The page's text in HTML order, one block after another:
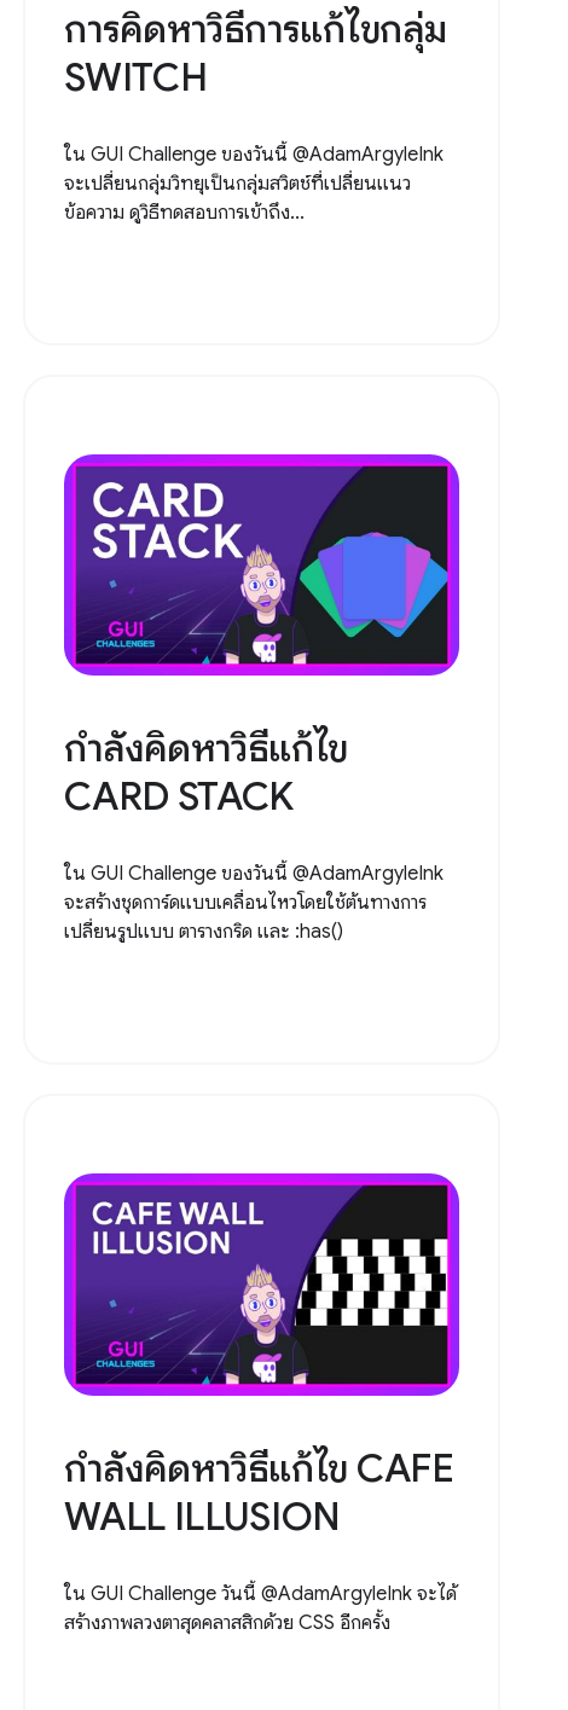
การคิดหาวิธีการแก้ไขกลุ่ม
SWITCH
ใน GUI Challenge ของวันนี้ @AdamArgyleInk
จะเปลี่ยนกลุ่มวิทยุเป็นกลุ่มสวิตช์ที่เปลี่ยนแนว
ข้อความ ดูวิธีทดสอบการเข้าถึง...
กำลังคิดหาวิธีแก้ไข
CARD STACK
ใน GUI Challenge ของวันนี้ @AdamArgyleInk
จะสร้างชุดการ์ดแบบเคลื่อนไหวโดยใช้ต้นทางการ
เปลี่ยนรูปแบบ ตารางกริด และ :has()
กำลังคิดหาวิธีแก้ไข CAFE
WALL ILLUSION
ใน GUI Challenge วันนี้ @AdamArgyleInk จะได้
สร้างภาพลวงตาสุดคลาสสิกด้วย CSS อีกครั้ง